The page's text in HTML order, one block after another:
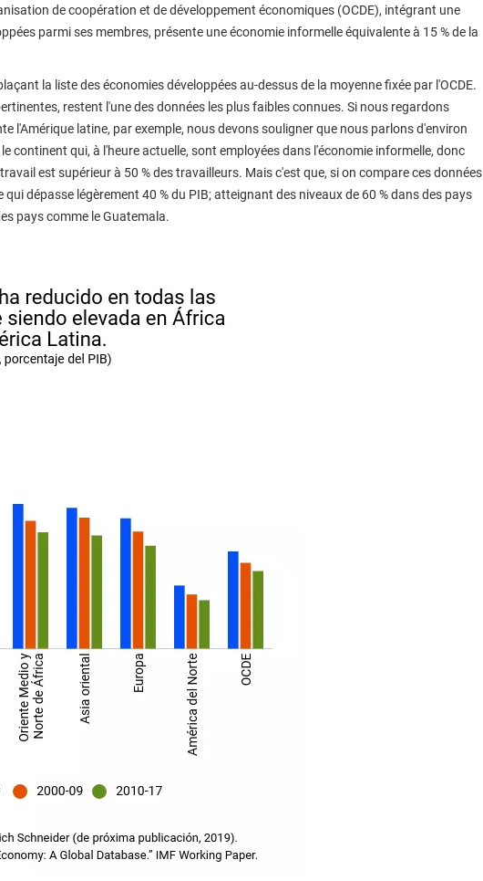
de coopération et de développement économiques (OCDE), intégrant une
parmi ses membres, présente une économie informelle équivalente à 15 % de la
la liste des économies développées au-dessus de la moyenne fixée par l'OCDE.
restent l'une des données les plus faibles connues. Si nous regardons
l'Amérique latine, par exemple, nous devons souligner que nous parlons d'environ
continent qui, à l'heure actuelle, sont employées dans l'économie informelle, donc
est supérieur à 50 % des travailleurs. Mais c'est que, si on compare ces données
qui dépasse légèrement 40 % du PIB; atteignant des niveaux de 60 % dans des pays
pays comme le Guatemala.